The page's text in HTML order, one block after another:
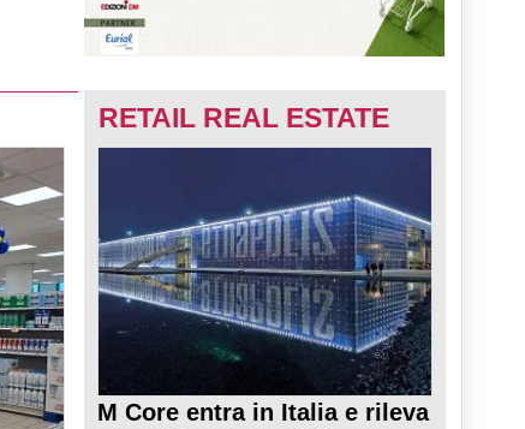
RETAIL REAL ESTATE
M Core entra in Italia e rileva